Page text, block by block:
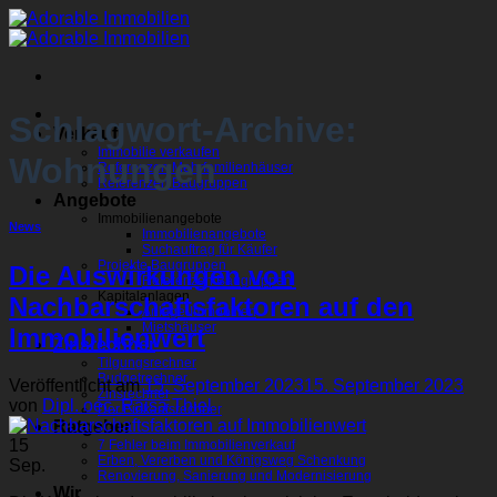
Zum
Inhalt
Verkauf
Immobilie verkaufen
Referenzen Mehrfamilienhäuser
Referenzen Baugruppen
Angebote
Immobilienangebote
Immobilienangebote
Suchauftrag für Käufer
Projekte Baugruppen
Referenzen Baugruppen
Kapitalanlagen
Anlage-Immobilien
Mietshäuser
Zinsrechner
Tilgungsrechner
Budgetrechner
Zinsrechner
Der Einkaufsrechner
Ratgeber
7 Fehler beim Immobilienverkauf
Erben, Vererben und Königsweg Schenkung
Renovierung, Sanierung und Modernisierung
Wir
Schlagwort-Archive:
Wohnungen
News
Die Auswirkungen von
Nachbarschaftsfaktoren auf den
Immobilienwert
Veröffentlicht am15. September 202315. September 2023
von Dipl. oec. Raisa Thiel
15
Sep.